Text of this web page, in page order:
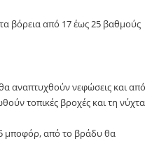
βόρεια από 17 έως 25 βαθμούς
αναπτυχθούν νεφώσεις και από
τοπικές βροχές και τη νύχτα
5 μποφόρ, από το βράδυ θα